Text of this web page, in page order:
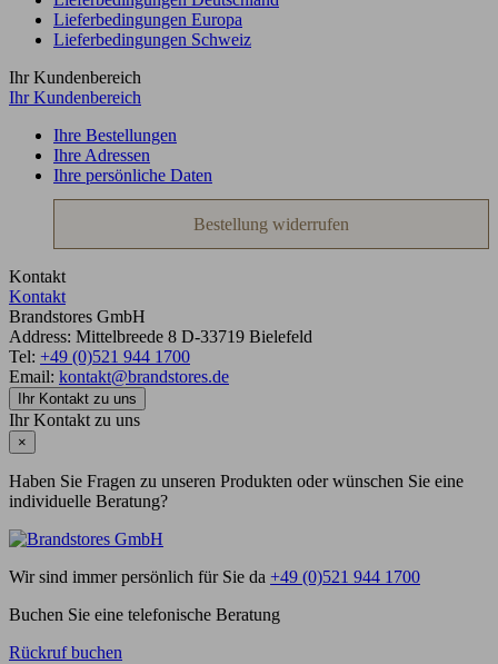
Lieferbedingungen Europa
Lieferbedingungen Schweiz
Ihr Kundenbereich
Ihr Kundenbereich
Ihre Bestellungen
Ihre Adressen
Ihre persönliche Daten
Bestellung widerrufen
Kontakt
Kontakt
Brandstores GmbH
Address: Mittelbreede 8 D-33719 Bielefeld
Tel: +49 (0)521 944 1700
Email: kontakt@brandstores.de
Ihr Kontakt zu uns
Ihr Kontakt zu uns
×
Haben Sie Fragen zu unseren Produkten oder wünschen Sie eine
individuelle Beratung?
Wir sind immer persönlich für Sie da +49 (0)521 944 1700
Buchen Sie eine telefonische Beratung
Rückruf buchen